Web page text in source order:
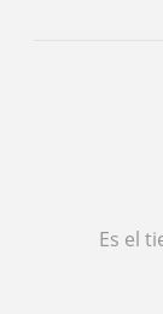
Es el